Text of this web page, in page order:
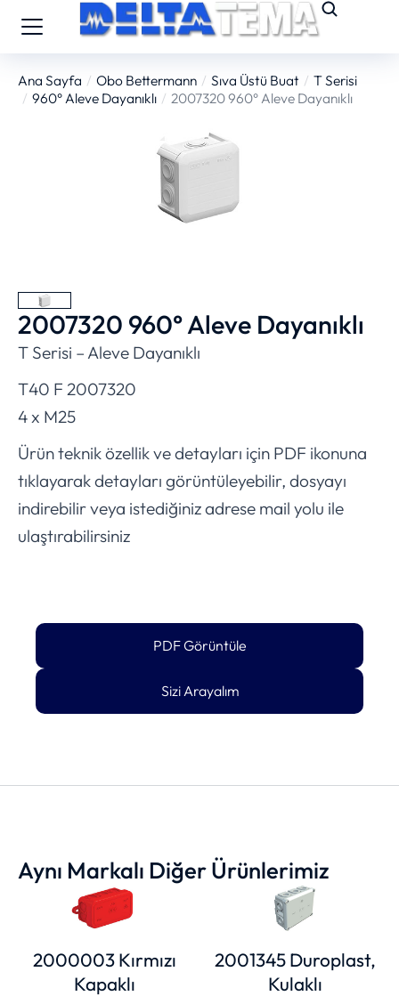
You are here:
Ana Sayfa Obo Bettermann Sıva Üstü Buat
T Serisi
960° Aleve Dayanıklı
2007320 960° Aleve Dayanıklı
2007320 960° Aleve Dayanıklı
T Serisi – Aleve Dayanıklı
T40 F 2007320
4 x M25
Ürün teknik özellik ve detayları için PDF ikonuna
tıklayarak detayları görüntüleyebilir, dosyayı
indirebilir veya istediğiniz adrese mail yolu ile
ulaştırabilirsiniz
PDF Görüntüle
Sizi Arayalım
Aynı Markalı Diğer Ürünlerimiz
2000003 Kırmızı
Kapaklı
2001345 Duroplast,
Kulaklı